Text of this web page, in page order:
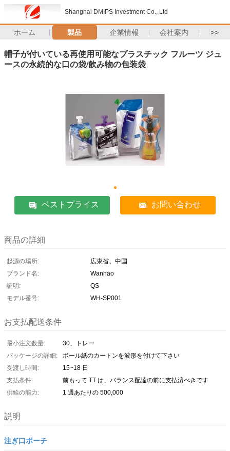
Shanghai DMIPS Investment Co., Ltd
ホーム 製品 企業情報 会社案内 >>
帽子が付いている再使用可能なプラスチック フルーツ ジュ
ースの永続的な口の袋/飲み物の包装袋
ベストプライス お問い合わせ
商品の詳細
起源の場所:
広東省、中国
ブランド名:
Wanhao
証明:
QS
モデル番号:
WH-SP001
お支払配送条件
最小注文数量:
30、トレー
パッケージの詳細:
ボール紙のカートンを波形を付けて下さい
受渡し時間:
15~18 日
支払条件:
前もって TT は、バランス配達の前に支払済べきです
供給の能力:
1 週あたりの 500,000
説明
注ぎ口ポーチ